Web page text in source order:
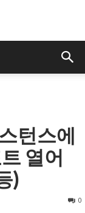
턴스에
열어
)
0